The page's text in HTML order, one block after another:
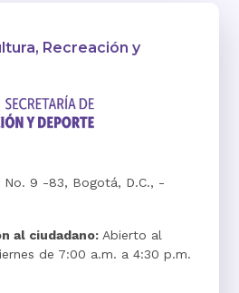
Recreación y
No. 9 -83, Bogotá, D.C., -
al ciudadano:Abierto al
de 7:00 a.m. a 4:30 p.m.